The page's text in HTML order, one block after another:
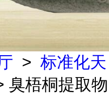
> 标准化天
臭梧桐提取物